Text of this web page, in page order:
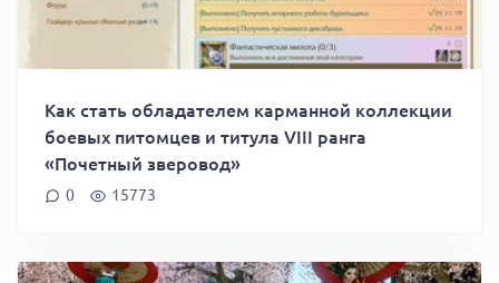
Как стать обладателем карманной коллекции
боевых питомцев и титула VIII ранга
«Почетный зверовод»
0 15773